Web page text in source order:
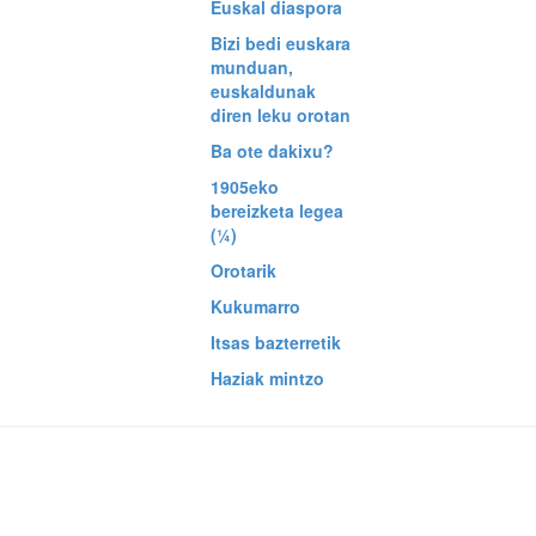
Euskal diaspora
Bizi bedi euskara
munduan,
euskaldunak
diren leku orotan
Ba ote dakixu?
1905eko
bereizketa legea
(¼)
Orotarik
Kukumarro
Itsas bazterretik
Haziak mintzo